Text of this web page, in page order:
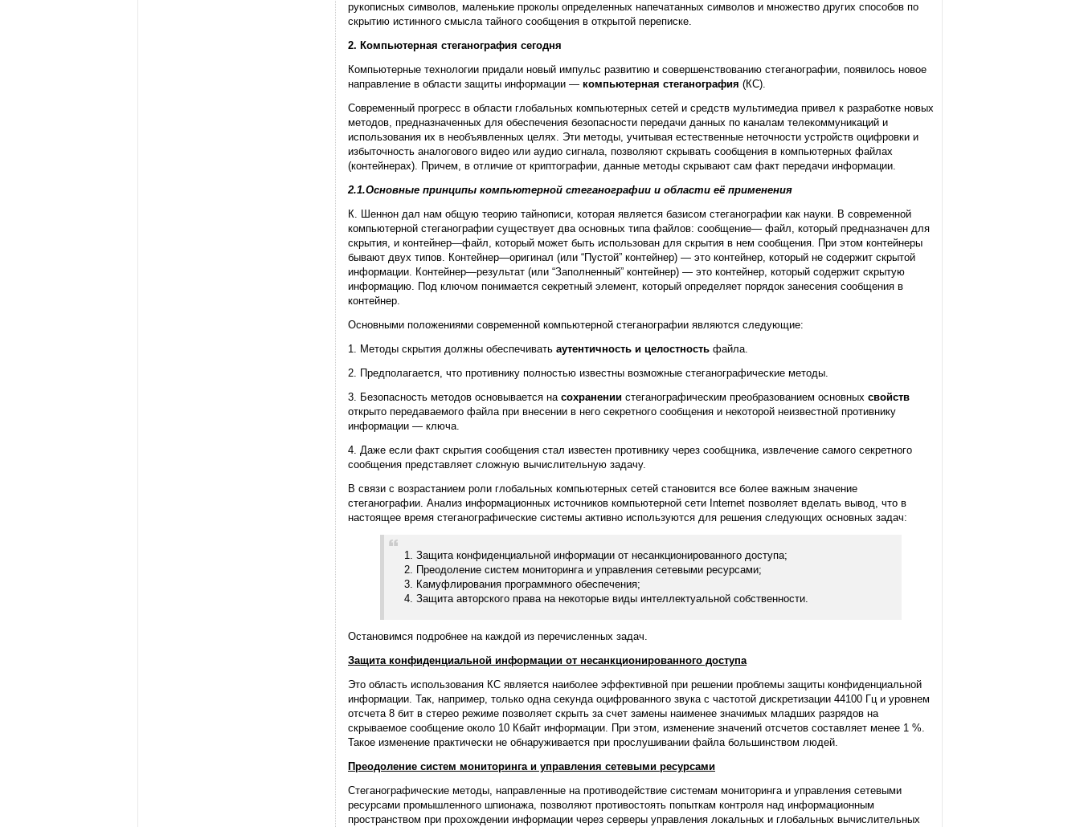
рукописных символов, маленькие проколы определенных напечатанных символов и множество других способов по
скрытию истинного смысла тайного сообщения в открытой переписке.
2. Компьютерная стеганография сегодня
Компьютерные технологии придали новый импульс развитию и совершенствованию стеганографии, появилось новое
направление в области защиты информации — компьютерная стеганография (КС).
Современный прогресс в области глобальных компьютерных сетей и средств мультимедиа привел к разработке новых
методов, предназначенных для обеспечения безопасности передачи данных по каналам телекоммуникаций и
использования их в необъявленных целях. Эти методы, учитывая естественные неточности устройств оцифровки и
избыточность аналогового видео или аудио сигнала, позволяют скрывать сообщения в компьютерных файлах
(контейнерах). Причем, в отличие от криптографии, данные методы скрывают сам факт передачи информации.
2.1.Основные принципы компьютерной стеганографии и области её применения
К. Шеннон дал нам общую теорию тайнописи, которая является базисом стеганографии как науки. В современной
компьютерной стеганографии существует два основных типа файлов: сообщение— файл, который предназначен для
скрытия, и контейнер—файл, который может быть использован для скрытия в нем сообщения. При этом контейнеры
бывают двух типов. Контейнер—оригинал (или “Пустой” контейнер) — это контейнер, который не содержит скрытой
информации. Контейнер—результат (или “Заполненный” контейнер) — это контейнер, который содержит скрытую
информацию. Под ключом понимается секретный элемент, который определяет порядок занесения сообщения в
контейнер.
Основными положениями современной компьютерной стеганографии являются следующие:
1. Методы скрытия должны обеспечивать аутентичность и целостность файла.
2. Предполагается, что противнику полностью известны возможные стеганографические методы.
3. Безопасность методов основывается насохранении стеганографическим преобразованием основных свойств
открыто передаваемого файла при внесении в него секретного сообщения и некоторой неизвестной противнику
информации — ключа.
4. Даже если факт скрытия сообщения стал известен противнику через сообщника, извлечение самого секретного
сообщения представляет сложную вычислительную задачу.
В связи с возрастанием роли глобальных компьютерных сетей становится все более важным значение
стеганографии. Анализ информационных источников компьютерной сети Internet позволяет вделать вывод, что в
настоящее время стеганографические системы активно используются для решения следующих основных задач:
1. Защита конфиденциальной информации от несанкционированного доступа;
2. Преодоление систем мониторинга и управления сетевыми ресурсами;
3. Камуфлирования программного обеспечения;
4. Защита авторского права на некоторые виды интеллектуальной собственности.
Остановимся подробнее на каждой из перечисленных задач.
Защита конфиденциальной информации от несанкционированного доступа
Это область использования КС является наиболее эффективной при решении проблемы защиты конфиденциальной
информации. Так, например, только одна секунда оцифрованного звука с частотой дискретизации 44100 Гц и уровнем
отсчета 8 бит в стерео режиме позволяет скрыть за счет замены наименее значимых младших разрядов на
скрываемое сообщение около 10 Кбайт информации. При этом, изменение значений отсчетов составляет менее 1 %.
Такое изменение практически не обнаруживается при прослушивании файла большинством людей.
Преодоление систем мониторинга и управления сетевыми ресурсами
Стеганографические методы, направленные на противодействие системам мониторинга и управления сетевыми
ресурсами промышленного шпионажа, позволяют противостоять попыткам контроля над информационным
пространством при прохождении информации через серверы управления локальных и глобальных вычислительных